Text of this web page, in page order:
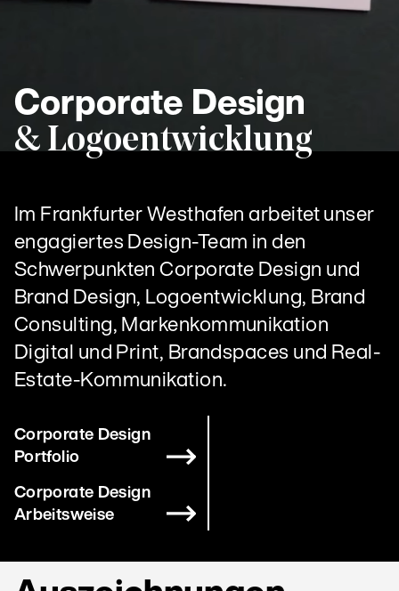
Corporate Design
& Logoentwicklung
Im Frankfurter Westhafen arbeitet unser
engagiertes Design-Team in den
Schwerpunkten Corporate Design und
Brand Design, Logoentwicklung, Brand
Consulting, Markenkommunikation
Digital und Print, Brandspaces und Real-
Estate-Kommunikation.
Corporate Design
Portfolio
Corporate Design
Arbeitsweise